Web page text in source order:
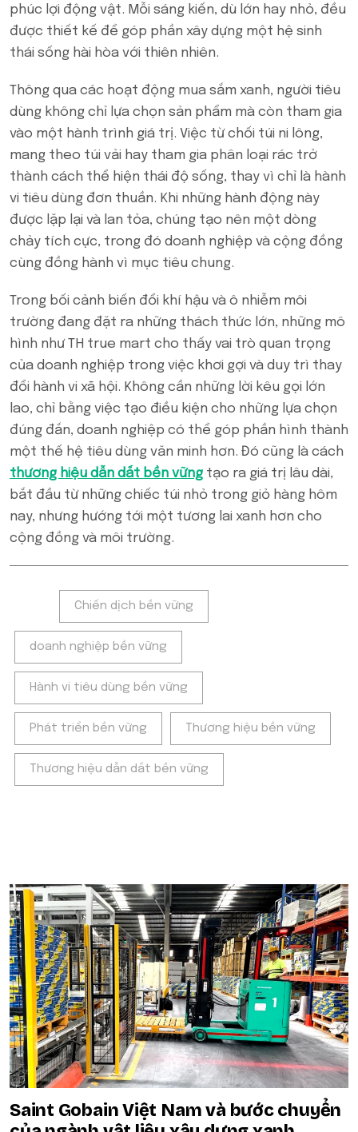
phúc lợi động vật. Mỗi sáng kiến, dù lớn hay nhỏ, đều
được thiết kế để góp phần xây dựng một hệ sinh
thái sống hài hòa với thiên nhiên.
Thông qua các hoạt động mua sắm xanh, người tiêu
dùng không chỉ lựa chọn sản phẩm mà còn tham gia
vào một hành trình giá trị. Việc từ chối túi ni lông,
mang theo túi vải hay tham gia phân loại rác trở
thành cách thể hiện thái độ sống, thay vì chỉ là hành
vi tiêu dùng đơn thuần. Khi những hành động này
được lặp lại và lan tỏa, chúng tạo nên một dòng
chảy tích cực, trong đó doanh nghiệp và cộng đồng
cùng đồng hành vì mục tiêu chung.
Trong bối cảnh biến đổi khí hậu và ô nhiễm môi
trường đang đặt ra những thách thức lớn, những mô
hình như TH true mart cho thấy vai trò quan trọng
của doanh nghiệp trong việc khơi gợi và duy trì thay
đổi hành vi xã hội. Không cần những lời kêu gọi lớn
lao, chỉ bằng việc tạo điều kiện cho những lựa chọn
đúng đắn, doanh nghiệp có thể góp phần hình thành
một thế hệ tiêu dùng văn minh hơn. Đó cũng là cách
thương hiệu dẫn dắt bền vững tạo ra giá trị lâu dài,
bắt đầu từ những chiếc túi nhỏ trong giỏ hàng hôm
nay, nhưng hướng tới một tương lai xanh hơn cho
cộng đồng và môi trường.
Chiến dịch bền vững
doanh nghiệp bền vững
Hành vi tiêu dùng bền vững
Phát triển bền vững Thương hiệu bền vững
Thương hiệu dẫn dắt bền vững
Saint Gobain Việt Nam và bước chuyển